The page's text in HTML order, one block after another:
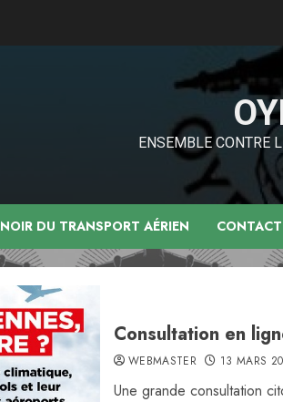
ENSEMBLE CONTRE
DU TRANSPORT AÉRIEN CONTACT
Consultation en
WEBMASTER 13 MARS
Une grande consultation